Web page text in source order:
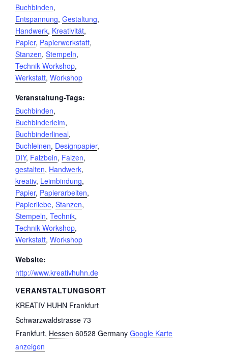
Buchbinden,
Entspannung, Gestaltung,
Handwerk, Kreativität,
Papier, Papierwerkstatt,
Stanzen, Stempeln,
Technik Workshop,
Werkstatt, Workshop
Veranstaltung-Tags:
Buchbinden,
Buchbinderleim,
Buchbinderlineal,
Buchleinen, Designpapier,
DIY, Falzbein, Falzen,
gestalten, Handwerk,
kreativ, Leimbindung,
Papier, Papierarbeiten,
Papierliebe, Stanzen,
Stempeln, Technik,
Technik Workshop,
Werkstatt, Workshop
Website:
http://www.kreativhuhn.de
VERANSTALTUNGSORT
KREATIV HUHN Frankfurt
Schwarzwaldstrasse 73
Frankfurt, Hessen 60528 Germany Google Karte
anzeigen